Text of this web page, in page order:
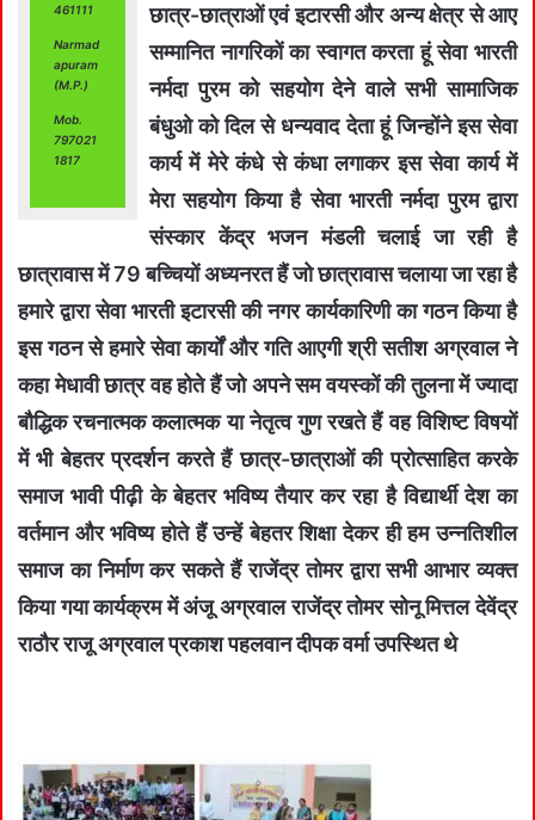
461111
Narmad
apuram
(M.P.)
Mob.
797021
1817
छात्र-छात्राओं एवं इटारसी और अन्य क्षेत्र से आए
सम्मानित नागरिकों का स्वागत करता हूं सेवा भारती
नर्मदा पुरम को सहयोग देने वाले सभी सामाजिक
बंधुओ को दिल से धन्यवाद देता हूं जिन्होंने इस सेवा
कार्य में मेरे कंधे से कंधा लगाकर इस सेवा कार्य में
मेरा सहयोग किया है सेवा भारती नर्मदा पुरम द्वारा
संस्कार केंद्र भजन मंडली चलाई जा रही है
छात्रावास में 79 बच्चियों अध्यनरत हैं जो छात्रावास चलाया जा रहा है
हमारे द्वारा सेवा भारती इटारसी की नगर कार्यकारिणी का गठन किया है
इस गठन से हमारे सेवा कार्यों और गति आएगी श्री सतीश अग्रवाल ने
कहा मेधावी छात्र वह होते हैं जो अपने सम वयस्कों की तुलना में ज्यादा
बौद्धिक रचनात्मक कलात्मक या नेतृत्व गुण रखते हैं वह विशिष्ट विषयों
में भी बेहतर प्रदर्शन करते हैं छात्र-छात्राओं की प्रोत्साहित करके
समाज भावी पीढ़ी के बेहतर भविष्य तैयार कर रहा है विद्यार्थी देश का
वर्तमान और भविष्य होते हैं उन्हें बेहतर शिक्षा देकर ही हम उन्नतिशील
समाज का निर्माण कर सकते हैं राजेंद्र तोमर द्वारा सभी आभार व्यक्त
किया गया कार्यक्रम में अंजू अग्रवाल राजेंद्र तोमर सोनू मित्तल देवेंद्र
राठौर राजू अग्रवाल प्रकाश पहलवान दीपक वर्मा उपस्थित थे